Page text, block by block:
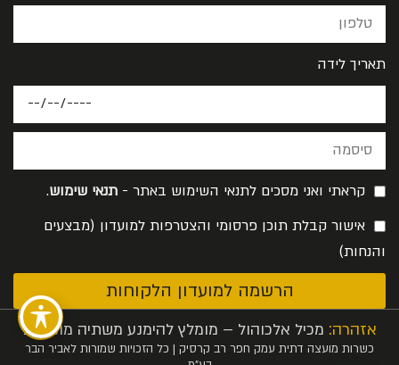
תאריך לידה
קראתי ואני מסכים לתנאי השימוש באתר - תנאי שימוש.
אישור קבלת תוכן פרסומי והצטרפות למועדון (מבצעים
והנחות)
הרשמה למועדון הלקוחות
אזהרה: מכיל אלכוהול – מומלץ להימנע משתיה מופרזת
כשרות מועצה דתית עמק חפר רב קרסיק | כל הזכויות שמורות לאביר הבר